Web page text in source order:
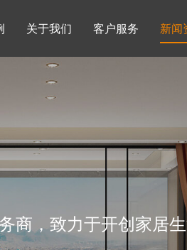
酒柜系列
关于我们 客户服务 新闻
商，致力于开创家居